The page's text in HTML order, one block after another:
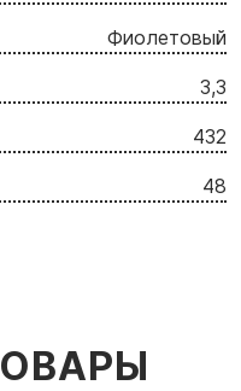
Фиолетовый
3,3
432
48